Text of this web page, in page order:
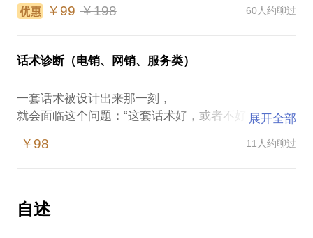
在这个专案的实践与总结过程中，深深地体会到：“销
“意识”：培养 话术设计的“核心意识”，占据思维高
地！
如果你有共鸣，
帮你一一拆解销冠铁军的难点、卡点。
——老麦Michael 20年销售顾问
❤️约定1
#一起，优化电网销、私域成交流程。
话术改变业绩，我们改变话术！如果提升一个技能就
能改变一切，这个能力会是沟通。话术，是成交之
及干货满满的实战经验。
筹建一个有品质的呼叫中心，从何入手？
你需要一些对质量品质的敏锐判断。
筹建任务列表里应该有哪些项目？
你需要，有份清单理清思路。
￥99 ￥198 60人约聊过
话术诊断（电销、网销、服务类）
一套话术被设计出来那一刻，
就会面临这个问题：“这套话术好，或者不好。”
很简单，三条标准，参照去做。
展开全部
￥98 11人约聊过
自述